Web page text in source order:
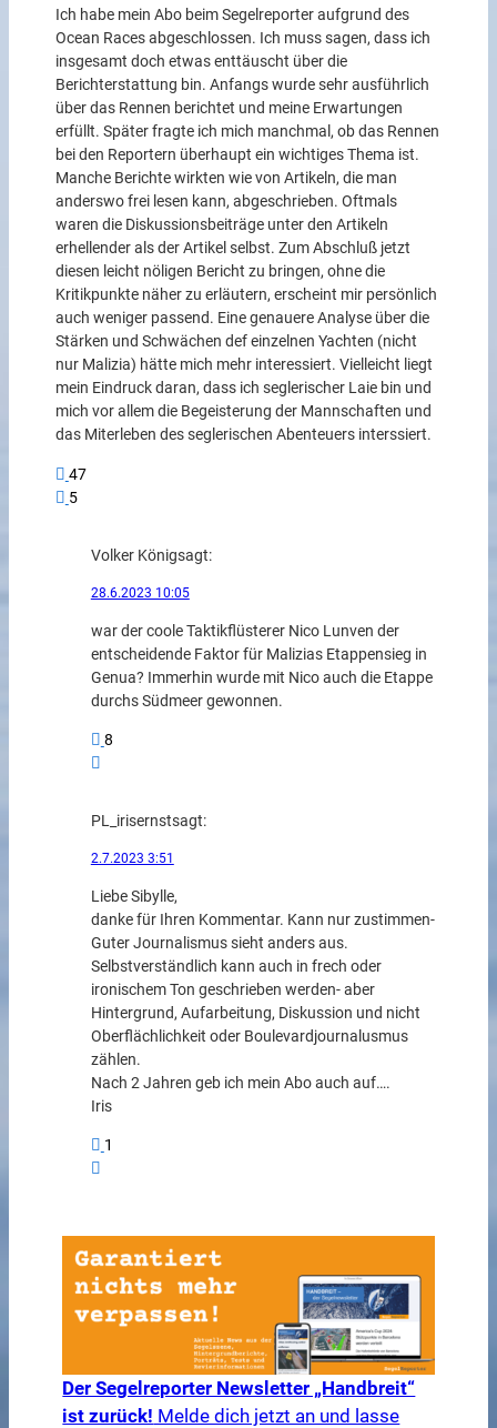
Ich habe mein Abo beim Segelreporter aufgrund des
Ocean Races abgeschlossen. Ich muss sagen, dass ich
insgesamt doch etwas enttäuscht über die
Berichterstattung bin. Anfangs wurde sehr ausführlich
über das Rennen berichtet und meine Erwartungen
erfüllt. Später fragte ich mich manchmal, ob das Rennen
bei den Reportern überhaupt ein wichtiges Thema ist.
Manche Berichte wirkten wie von Artikeln, die man
anderswo frei lesen kann, abgeschrieben. Oftmals
waren die Diskussionsbeiträge unter den Artikeln
erhellender als der Artikel selbst. Zum Abschluß jetzt
diesen leicht nöligen Bericht zu bringen, ohne die
Kritikpunkte näher zu erläutern, erscheint mir persönlich
auch weniger passend. Eine genauere Analyse über die
Stärken und Schwächen def einzelnen Yachten (nicht
nur Malizia) hätte mich mehr interessiert. Vielleicht liegt
mein Eindruck daran, dass ich seglerischer Laie bin und
mich vor allem die Begeisterung der Mannschaften und
das Miterleben des seglerischen Abenteuers interssiert.
47
5
Volker Königsagt:
28.6.2023 10:05
war der coole Taktikflüsterer Nico Lunven der
entscheidende Faktor für Malizias Etappensieg in
Genua? Immerhin wurde mit Nico auch die Etappe
durchs Südmeer gewonnen.
8
PL_irisernstsagt:
2.7.2023 3:51
Liebe Sibylle,
danke für Ihren Kommentar. Kann nur zustimmen-
Guter Journalismus sieht anders aus.
Selbstverständlich kann auch in frech oder
ironischem Ton geschrieben werden- aber
Hintergrund, Aufarbeitung, Diskussion und nicht
Oberflächlichkeit oder Boulevardjournalusmus
zählen.
Nach 2 Jahren geb ich mein Abo auch auf….
Iris
1
Der Segelreporter Newsletter „Handbreit“
ist zurück! Melde dich jetzt an und lasse